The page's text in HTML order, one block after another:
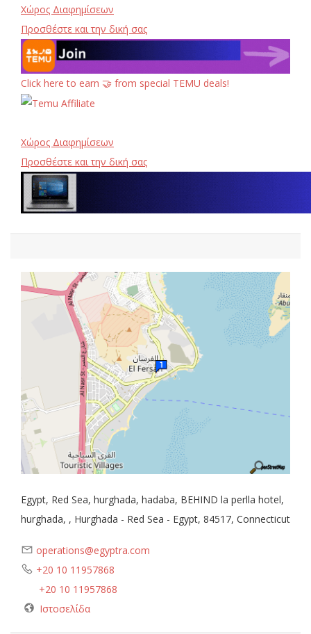
Χώρος Διαφημίσεων
Προσθέστε και την δική σας
Click here to earn 🤝 from special TEMU deals!
Χώρος Διαφημίσεων
Προσθέστε και την δική σας
Egypt, Red Sea, hurghada, hadaba, BEHIND la perlla hotel,
hurghada, , Hurghada - Red Sea - Egypt, 84517, Connecticut
operations@egyptra.com
+20 10 11957868
+20 10 11957868
Ιστοσελίδα